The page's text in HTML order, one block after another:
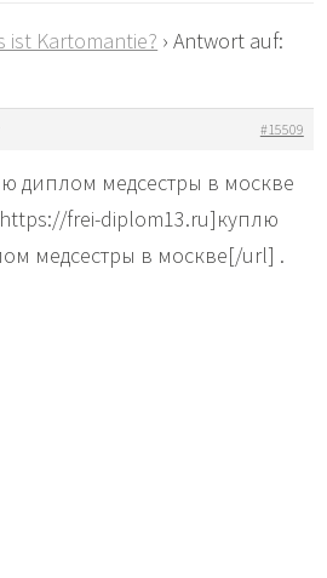
ist Kartomantie? › Antwort auf:
#15509
диплом медсестры в москве
frei-diplom13.ru]куплю
медсестры в москве[/url] .